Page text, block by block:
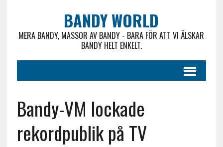
BANDY WORLD
MERA BANDY, MASSOR AV BANDY - BARA FÖR ATT VI ÄLSKAR
BANDY HELT ENKELT.
Bandy-VM lockade
rekordpublik på TV